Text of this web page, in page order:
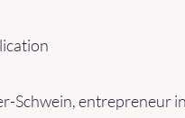
Schwein, entrepreneur